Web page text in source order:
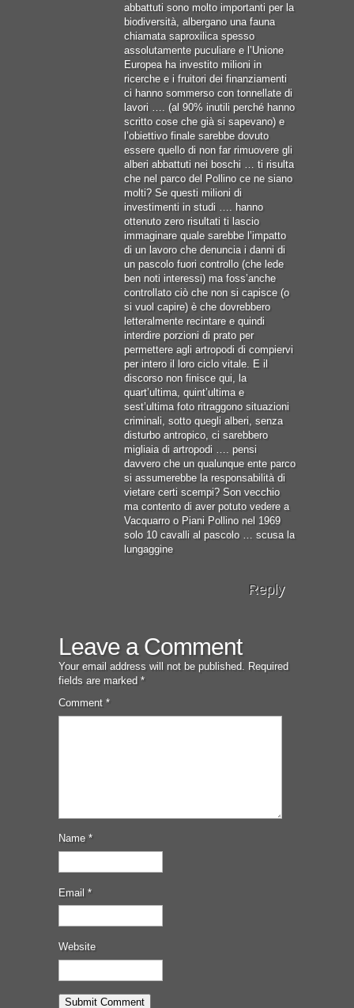
abbattuti sono molto importanti per la
biodiversità, albergano una fauna
chiamata saproxilica spesso
assolutamente puculiare e l’Unione
Europea ha investito milioni in
ricerche e i fruitori dei finanziamenti
ci hanno sommerso con tonnellate di
lavori …. (al 90% inutili perché hanno
scritto cose che già si sapevano) e
l’obiettivo finale sarebbe dovuto
essere quello di non far rimuovere gli
alberi abbattuti nei boschi … ti risulta
che nel parco del Pollino ce ne siano
molti? Se questi milioni di
investimenti in studi …. hanno
ottenuto zero risultati ti lascio
immaginare quale sarebbe l’impatto
di un lavoro che denuncia i danni di
un pascolo fuori controllo (che lede
ben noti interessi) ma foss’anche
controllato ciò che non si capisce (o
si vuol capire) è che dovrebbero
letteralmente recintare e quindi
interdire porzioni di prato per
permettere agli artropodi di compiervi
per intero il loro ciclo vitale. E il
discorso non finisce qui, la
quart’ultima, quint’ultima e
sest’ultima foto ritraggono situazioni
criminali, sotto quegli alberi, senza
disturbo antropico, ci sarebbero
migliaia di artropodi …. pensi
davvero che un qualunque ente parco
si assumerebbe la responsabilità di
vietare certi scempi? Son vecchio
ma contento di aver potuto vedere a
Vacquarro o Piani Pollino nel 1969
solo 10 cavalli al pascolo … scusa la
lungaggine
Reply
Leave a Comment
Your email address will not be published. Required
fields are marked *
Comment *
Name *
Email *
Website